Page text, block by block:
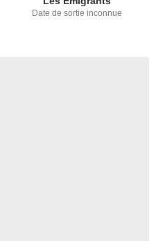
Date de sortie inconnue